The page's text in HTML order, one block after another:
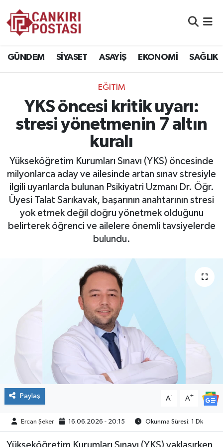
GÜNDEM SİYASET ASAYİŞ EKONOMİ SAĞLIK
EĞİTİM
YKS öncesi kritik uyarı:
stresi yönetmenin 7 altın
kuralı
Yükseköğretim Kurumları Sınavı (YKS) öncesinde
milyonlarca aday ve ailesinde artan sınav stresiyle
ilgili uyarılarda bulunan Psikiyatri Uzmanı Dr. Öğr.
Üyesi Talat Sarıkavak, başarının anahtarının stresi
yok etmek değil doğru yönetmek olduğunu
belirterek öğrenci ve ailelere önemli tavsiyelerde
bulundu.
Paylaş A- A+
Ercan Şeker 16.06.2026 - 20:15 Okunma Süresi: 1 Dk
EKONOMİ
SPOR
EĞİTİM
YAŞAM
RESMİ İLANLAR
TURİZM
MAGAZİN
VEFAT
BİLİM&TEKNOLOJİ
BÖLGE
Trafik Durumu
Süper Lig Puan Durumu ve Fikstür
Tüm Manşetler
Son Dakika Haberleri
Haber Arşivi